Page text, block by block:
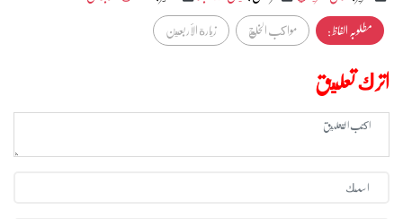
مطلوبہ الفاظ :
مواكب الخليج زيارة الأربعين
اترك تعليق